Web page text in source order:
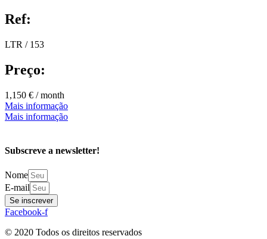
Ref:
LTR / 153
Preço:
1,150 € / month
Mais informação
Mais informação
Subscreve a newsletter!
Nome
E-mail
Se inscrever
Facebook-f
© 2020 Todos os direitos reservados